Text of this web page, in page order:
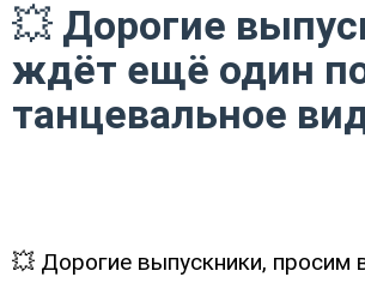
💥 Дорогие
ждёт ещё один
танцевальное
💥 Дорогие выпускники, просим